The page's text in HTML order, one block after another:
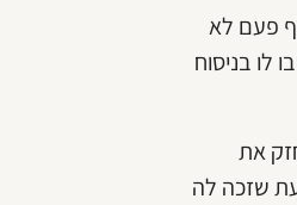
פעם לא
לו בניסוח
את
שזכה לה